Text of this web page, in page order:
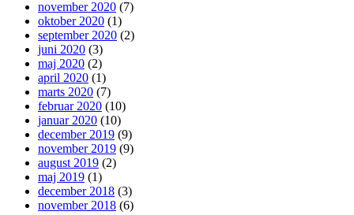
november 2020 (7)
oktober 2020 (1)
september 2020 (2)
juni 2020 (3)
maj 2020 (2)
april 2020 (1)
marts 2020 (7)
februar 2020 (10)
januar 2020 (10)
december 2019 (9)
november 2019 (9)
august 2019 (2)
maj 2019 (1)
december 2018 (3)
november 2018 (6)